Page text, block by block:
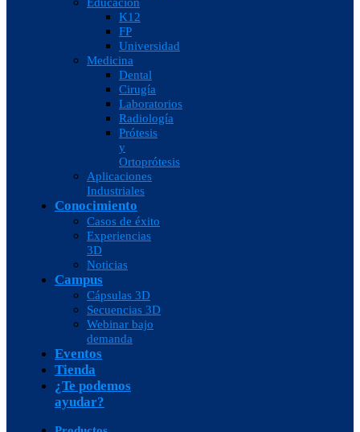
K12
FP
Universidad
Medicina
Dental
Cirugía
Laboratorios
Radiología
Prótesis
y
Ortoprótesis
Aplicaciones
Industriales
Conocimiento
Casos de éxito
Experiencias
3D
Noticias
Campus
Cápsulas 3D
Secuencias 3D
Webinar bajo
demanda
Eventos
Tienda
¿Te podemos
ayudar?